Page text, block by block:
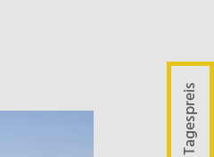
Tagespreis